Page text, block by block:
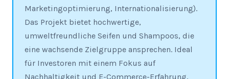
Marketingoptimierung, Internationalisierung).
Das Projekt bietet hochwertige,
umweltfreundliche Seifen und Shampoos, die
eine wachsende Zielgruppe ansprechen. Ideal
für Investoren mit einem Fokus auf
Nachhaltigkeit und E-Commerce-Erfahrung.